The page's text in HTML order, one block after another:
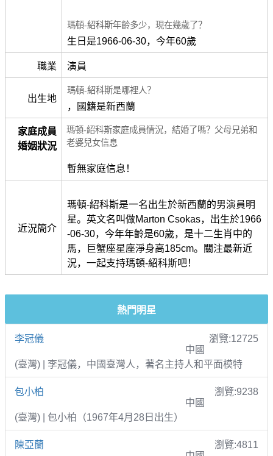
瑪頓-紹科斯年齡多少，現在幾歲了？
生日是1966-06-30，今年60歲
職業 演員
出生地
瑪頓-紹科斯是哪裡人？
，國籍是新西蘭
家庭成員
婚姻狀況
瑪頓-紹科斯家庭成員情況，結婚了嗎？父母兄弟和
老婆兒女信息
暫無家庭信息！
近況簡介
瑪頓-紹科斯是一名出生於新西蘭的男演員明
星。英文名叫做Marton Csokas，出生於1966
-06-30，今年年齡是60歲，是十二生肖中的
馬，巨蟹座星座淨身高185cm。關注最新近
況，一起支持瑪頓-紹科斯吧！
熱門明星
李冠儀
瀏覽:12725
中國
(臺灣) | 李冠儀，中國臺灣人，著名主持人和平面模特
包小柏
瀏覽:9238
中國
(臺灣) | 包小柏（1967年4月28日出生）
陳亞蘭
瀏覽:4811